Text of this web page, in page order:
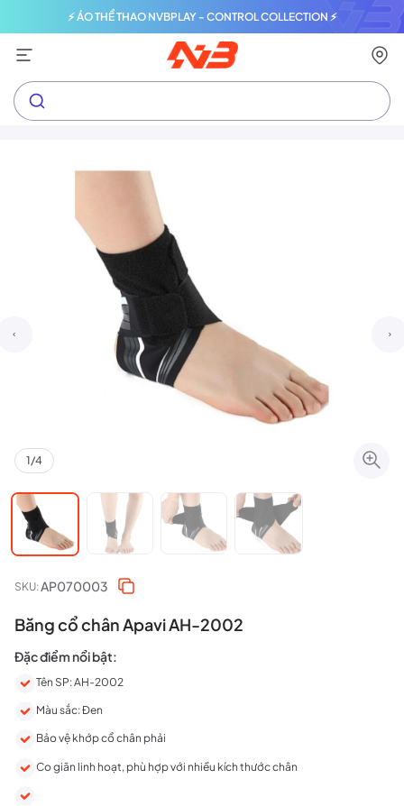
⚡ ÁO THỂ THAO NVBPLAY - CONTROL COLLECTION ⚡
1/4
SKU: AP070003
Băng cổ chân Apavi AH-2002
Đặc điểm nổi bật:
Tên SP: AH-2002
Màu sắc: Đen
Bảo vệ khớp cổ chân phải
Co giãn linh hoạt, phù hợp với nhiều kích thước chân